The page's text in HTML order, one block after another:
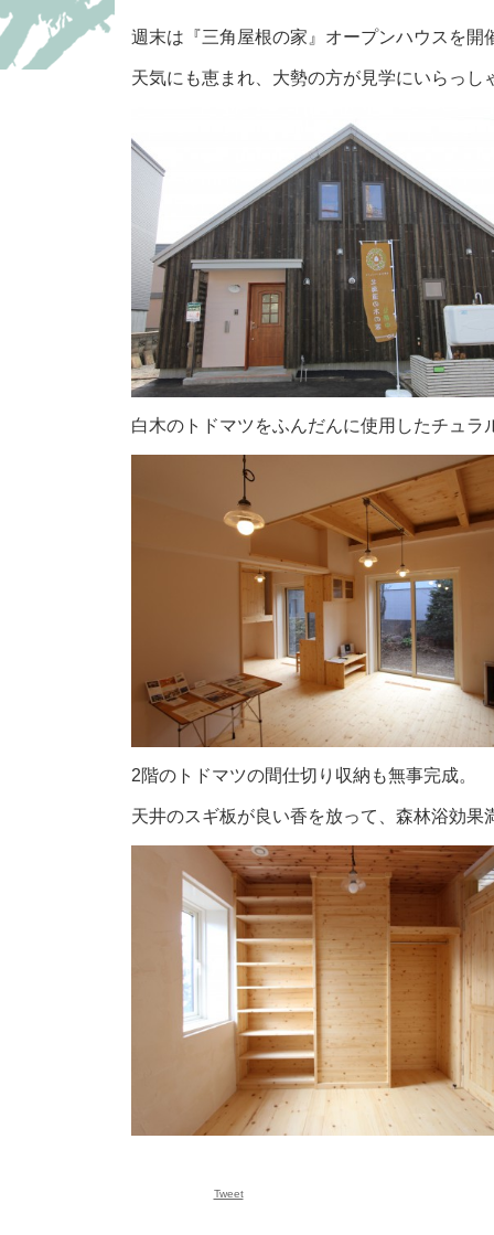
週末は『三角屋根の家』オープンハウスを開
天気にも恵まれ、大勢の方が見学にいらっし
白木のトドマツをふんだんに使用したチュラ
2階のトドマツの間仕切り収納も無事完成。
天井のスギ板が良い香を放って、森林浴効果
Tweet